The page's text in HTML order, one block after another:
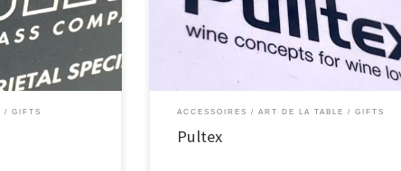
GIFTS ACCESSOIRES ART DE LA TABLE GIFTS
Pultex